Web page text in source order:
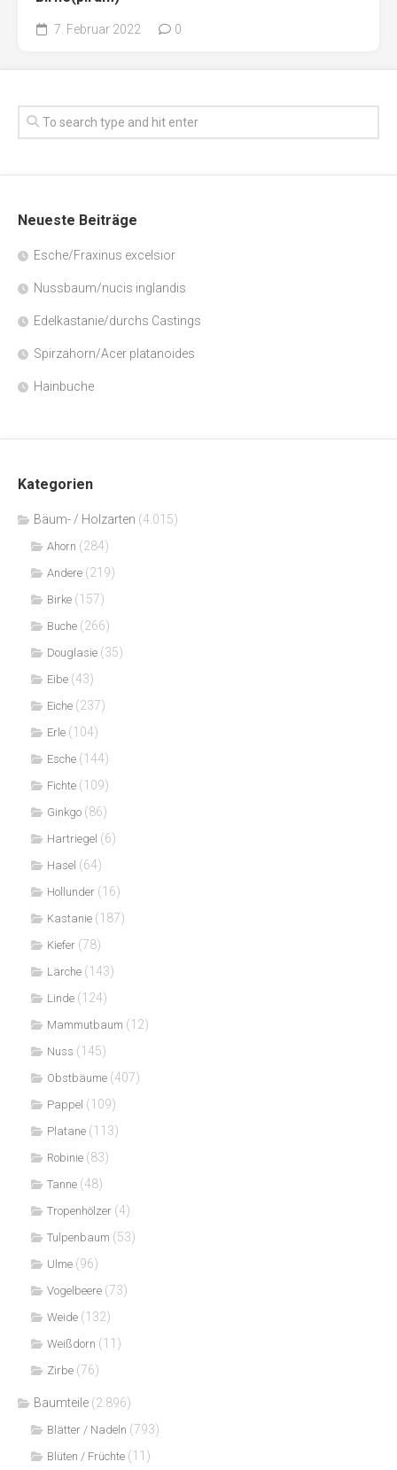
7. Februar 2022 0
Neueste Beiträge
Esche/Fraxinus excelsior
Nussbaum/nucis inglandis
Edelkastanie/durchs Castings
Spirzahorn/Acer platanoides
Hainbuche
Kategorien
Bäum- / Holzarten (4.015)
Ahorn (284)
Andere (219)
Birke (157)
Buche (266)
Douglasie (35)
Eibe (43)
Eiche (237)
Erle (104)
Esche (144)
Fichte (109)
Ginkgo (86)
Hartriegel (6)
Hasel (64)
Hollunder (16)
Kastanie (187)
Kiefer (78)
Lärche (143)
Linde (124)
Mammutbaum (12)
Nuss (145)
Obstbäume (407)
Pappel (109)
Platane (113)
Robinie (83)
Tanne (48)
Tropenhölzer (4)
Tulpenbaum (53)
Ulme (96)
Vogelbeere (73)
Weide (132)
Weißdorn (11)
Zirbe (76)
Baumteile (2.896)
Blätter / Nadeln (793)
Blüten / Früchte (11)